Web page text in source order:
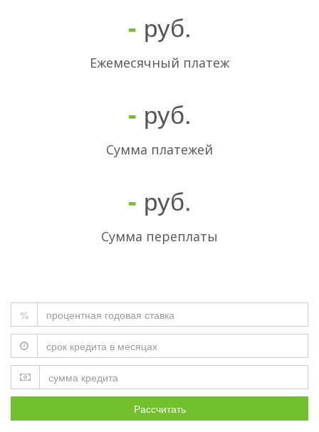
- руб.
Ежемесячный платеж
- руб.
Cумма платежей
- руб.
Сумма переплаты
%
Рассчитать